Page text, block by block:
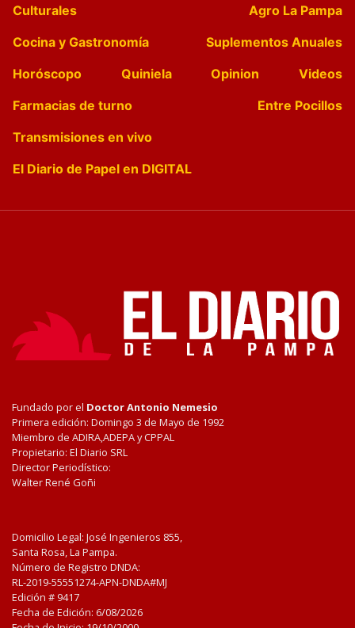
Culturales
Agro La Pampa
Cocina y Gastronomía
Suplementos Anuales
Horóscopo
Quiniela Opinion
Videos
Farmacias de turno
Entre Pocillos
Transmisiones en vivo
El Diario de Papel en DIGITAL
Fundado por el Doctor Antonio Nemesio
Primera edición: Domingo 3 de Mayo de 1992
Miembro de ADIRA,ADEPA y CPPAL
Propietario: El Diario SRL
Director Periodístico:
Walter René Goñi
Domicilio Legal: José Ingenieros 855,
Santa Rosa, La Pampa.
Número de Registro DNDA:
RL-2019-55551274-APN-DNDA#MJ
Edición # 9417
Fecha de Edición: 6/08/2026